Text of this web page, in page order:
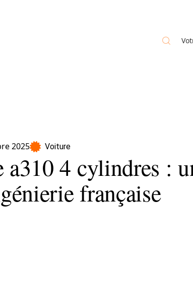
2025 Voiture
4 cylindres :
française